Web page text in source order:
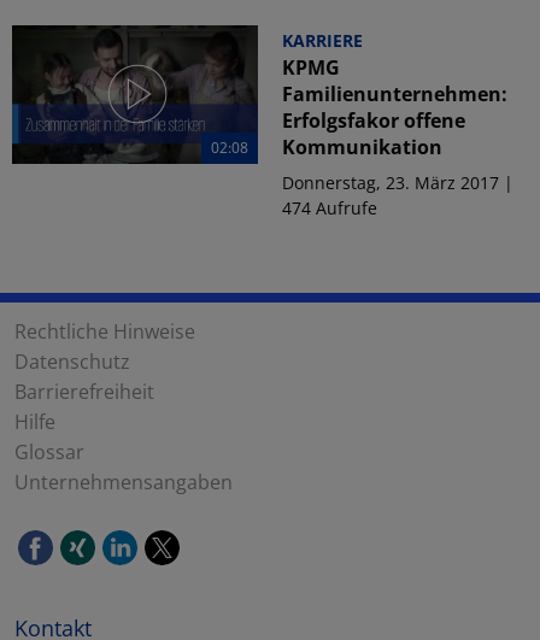
02:08
KARRIERE
KPMG
Familienunternehmen:
Erfolgsfakor offene
Kommunikation
Donnerstag, 23. März 2017 |
474 Aufrufe
Rechtliche Hinweise
Datenschutz
Barrierefreiheit
Hilfe
Glossar
Unternehmensangaben
Kontakt